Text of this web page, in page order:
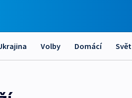
Volby Domácí Svět